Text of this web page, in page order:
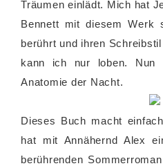
Träumen einlädt. Mich hat
Bennett mit diesem Werk
berührt und ihren Schreibstil
kann ich nur loben.
Anatomie der Nacht.
Dieses Buch macht
hat mit Annähernd Alex
berührenden